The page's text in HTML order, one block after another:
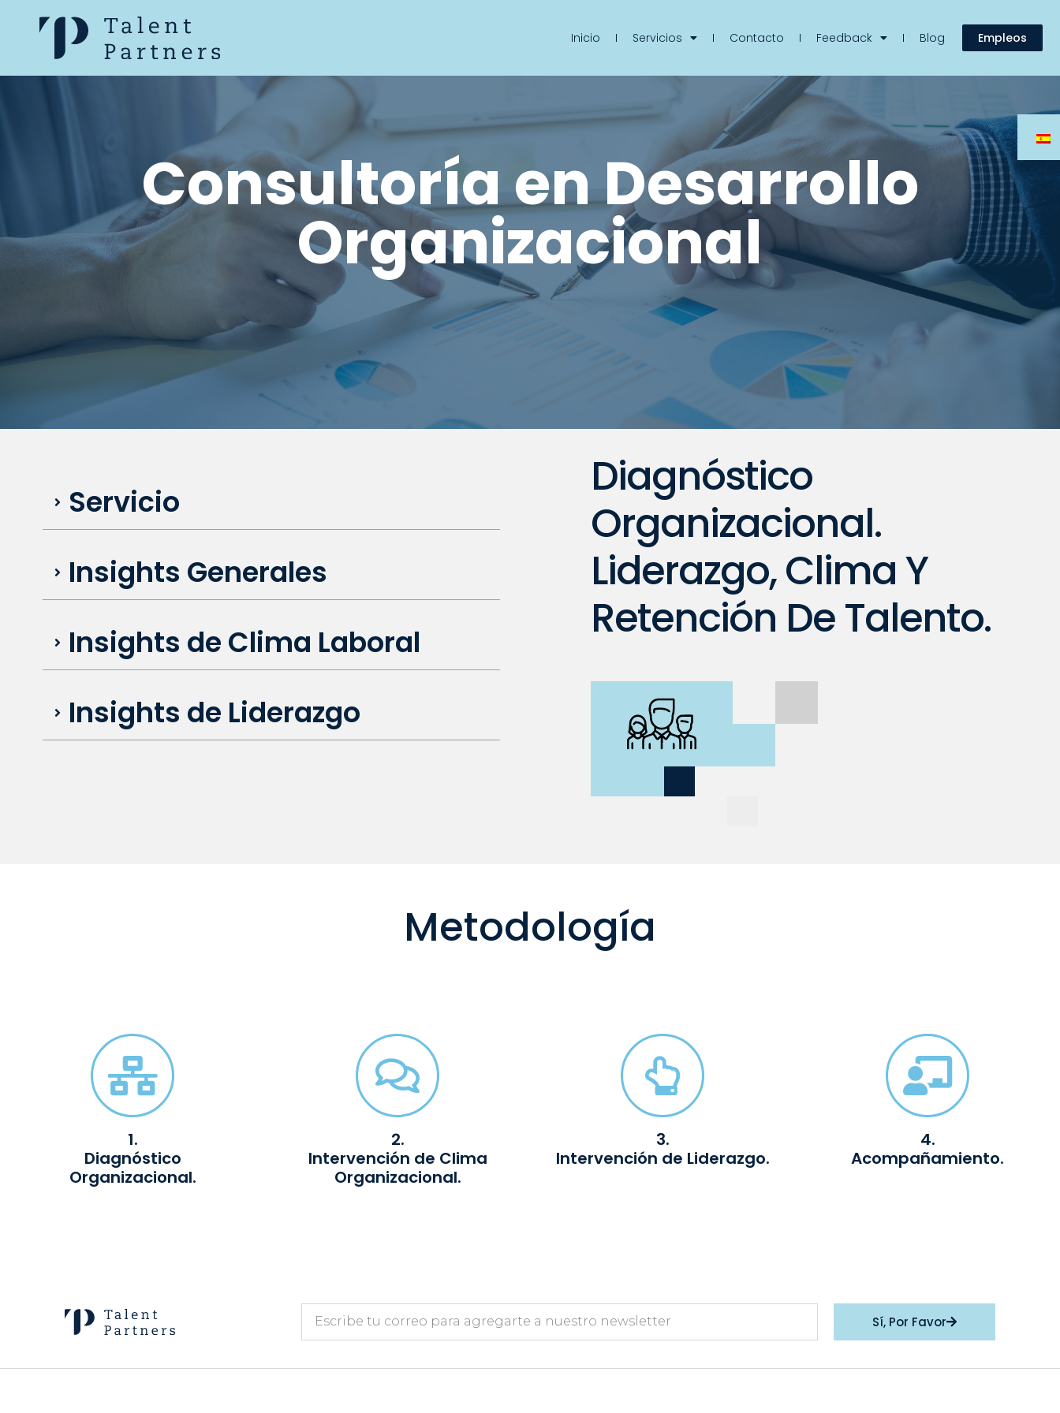
Inicio Servicios Contacto Feedback Blog Empleos
Consultoría en Desarrollo
Organizacional
Servicio
Insights Generales
Insights de Clima Laboral
Insights de Liderazgo
Diagnóstico
Organizacional.
Liderazgo, Clima Y
Retención De Talento.
Metodología
1.
Diagnóstico
Organizacional.
2.
Intervención de Clima
Organizacional.
3.
Intervención de Liderazgo.
4.
Acompañamiento.
Sí, Por Favor